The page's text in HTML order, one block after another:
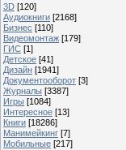
3D [120]
Аудиокниги [2168]
Бизнес [110]
Видеомонтаж [179]
ГИС [1]
Детское [41]
Дизайн [1941]
Документооборот [3]
Журналы [3387]
Игры [1084]
Интересное [13]
Книги [18286]
Манимейкинг [7]
Мобильные [217]